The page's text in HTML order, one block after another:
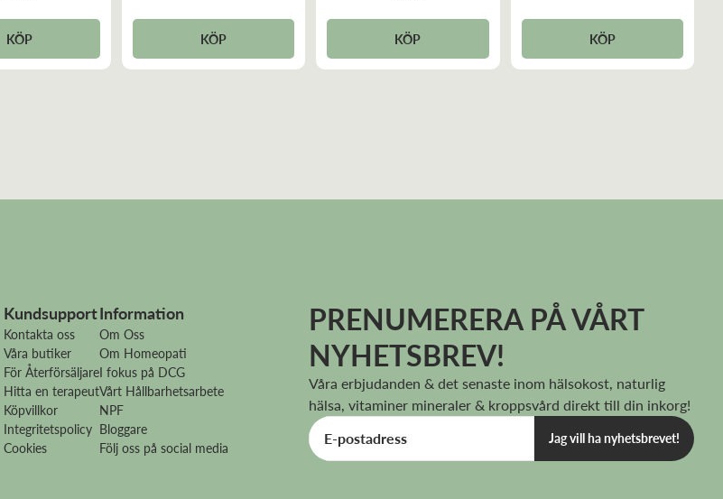
KÖP KÖP KÖP KÖP
Kundsupport
Kontakta oss
Våra butiker
För Återförsäljare
Hitta en terapeut
Köpvillkor
Integritetspolicy
Cookies
Information
Om Oss
Om Homeopati
I fokus på DCG
Vårt Hållbarhetsarbete
NPF
Bloggare
Följ oss på social media
PRENUMERERA PÅ VÅRT
NYHETSBREV!
Våra erbjudanden & det senaste inom hälsokost, naturlig
hälsa, vitaminer mineraler & kroppsvård direkt till din inkorg!
Jag vill ha nyhetsbrevet!